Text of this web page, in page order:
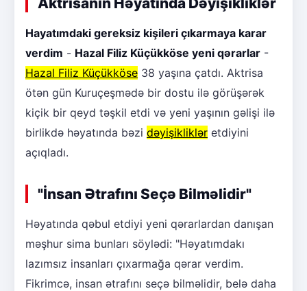
Hayatımdaki gereksiz kişileri çıkarmaya karar
verdim - Hazal Filiz Küçükköse yeni qərarlar -
Hazal Filiz Küçükköse 38 yaşına çatdı. Aktrisa
ötən gün Kuruçeşmədə bir dostu ilə görüşərək
kiçik bir qeyd təşkil etdi və yeni yaşının gəlişi ilə
birlikdə həyatında bəzi dəyişikliklər etdiyini
açıqladı.
"İnsan Ətrafını Seçə Bilməlidir"
Həyatında qəbul etdiyi yeni qərarlardan danışan
məşhur sima bunları söylədi: "Həyatımdakı
lazımsız insanları çıxarmağa qərar verdim.
Fikrimcə, insan ətrafını seçə bilməlidir, belə daha